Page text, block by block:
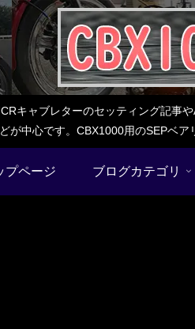
キャブレターのセッティング記事
が中心です。CBX1000用のSEP
プページ ブログカテゴリ